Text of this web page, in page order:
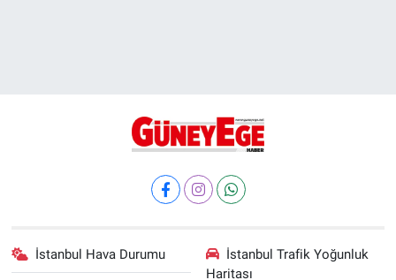
İstanbul Hava Durumu
İstanbul Trafik Yoğunluk
Haritası